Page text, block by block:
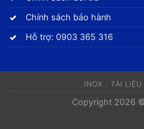
Chính sách bảo hành
Hỗ trợ: 0903 365 316
INOX TÀI LIỆU
Copyright 2026